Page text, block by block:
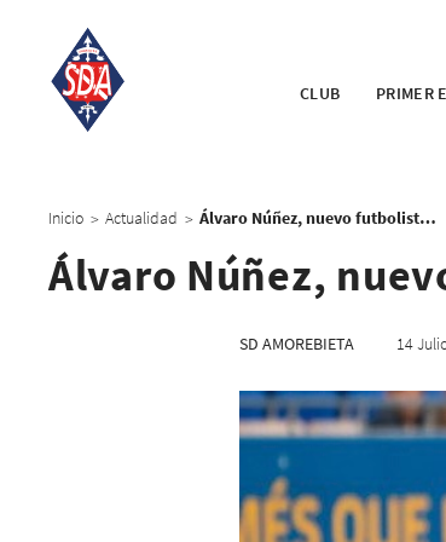
CLUB PRIMER
Inicio > Actualidad > Álvaro Núñez, nuevo futbolista azul
Álvaro Núñez,
SD AMOREBIETA 14